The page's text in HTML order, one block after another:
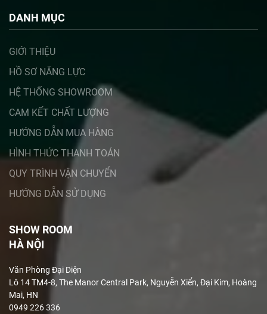
DANH MỤC
GIỚI THIỆU
HỒ SƠ NĂNG LỰC
HỆ THỐNG SHOWROOM
CAM KẾT CHẤT LƯỢNG
HƯỚNG DẪN MUA HÀNG
HÌNH THỨC THANH TOÁN
QUY TRÌNH VẬN CHUYỂN
HƯỚNG DẪN SỬ DỤNG
SHOW ROOM
HÀ NỘI
Văn Phòng Đại Diện
Lô 14 TM4-8, The Manor Central Park, Nguyễn Xiển, Đại Kim, Hoàng
Mai, HN
0949 226 336